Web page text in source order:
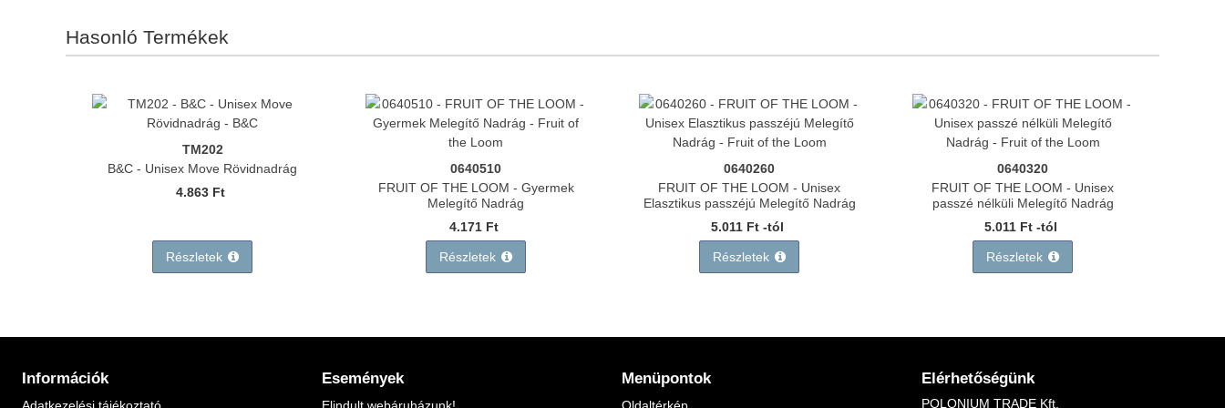
Hasonló Termékek
TM202
B&C - Unisex Move Rövidnadrág
4.863 Ft
Részletek
0640510
FRUIT OF THE LOOM - Gyermek
Melegítő Nadrág
4.171 Ft
Részletek
0640260
FRUIT OF THE LOOM - Unisex
Elasztikus passzéjú Melegítő Nadrág
5.011 Ft -tól
Részletek
0640320
FRUIT OF THE LOOM - Unisex
passzé nélküli Melegítő Nadrág
5.011 Ft -tól
Részletek
Információk Események Menüpontok Elérhetőségünk
POLONIUM TRADE Kft.